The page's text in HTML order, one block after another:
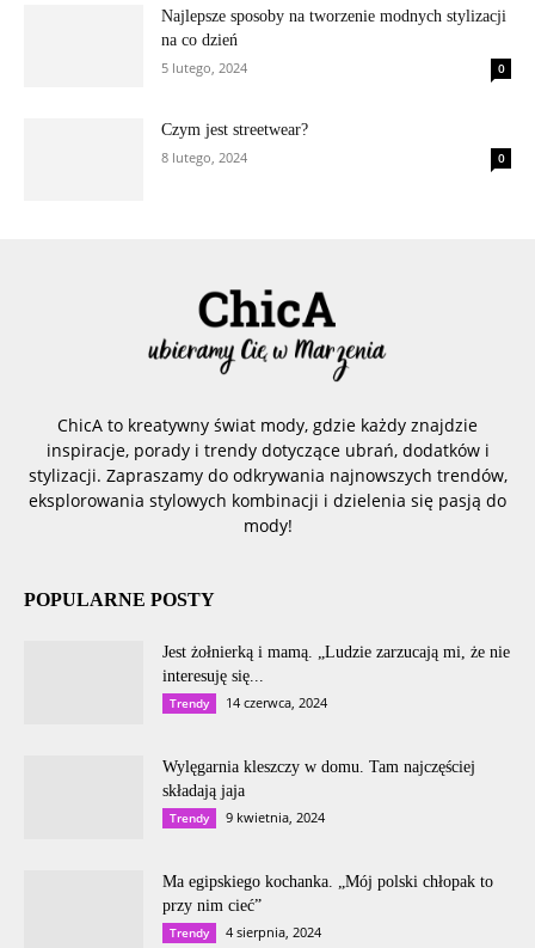
Najlepsze sposoby na tworzenie modnych stylizacji
na co dzień
5 lutego, 2024
0
Czym jest streetwear?
8 lutego, 2024
0
ChicA to kreatywny świat mody, gdzie każdy znajdzie
inspiracje, porady i trendy dotyczące ubrań, dodatków i
stylizacji. Zapraszamy do odkrywania najnowszych trendów,
eksplorowania stylowych kombinacji i dzielenia się pasją do
mody!
POPULARNE POSTY
Jest żołnierką i mamą. „Ludzie zarzucają mi, że nie
interesuję się...
Trendy 14 czerwca, 2024
Wylęgarnia kleszczy w domu. Tam najczęściej
składają jaja
Trendy 9 kwietnia, 2024
Ma egipskiego kochanka. „Mój polski chłopak to
przy nim cieć”
Trendy 4 sierpnia, 2024